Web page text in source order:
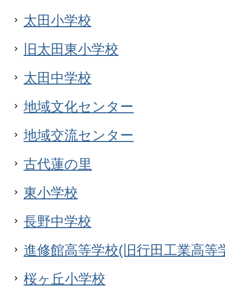
太田小学校
旧太田東小学校
太田中学校
地域文化センター
地域交流センター
古代蓮の里
東小学校
長野中学校
進修館高等学校(旧行田工業高等
桜ヶ丘小学校